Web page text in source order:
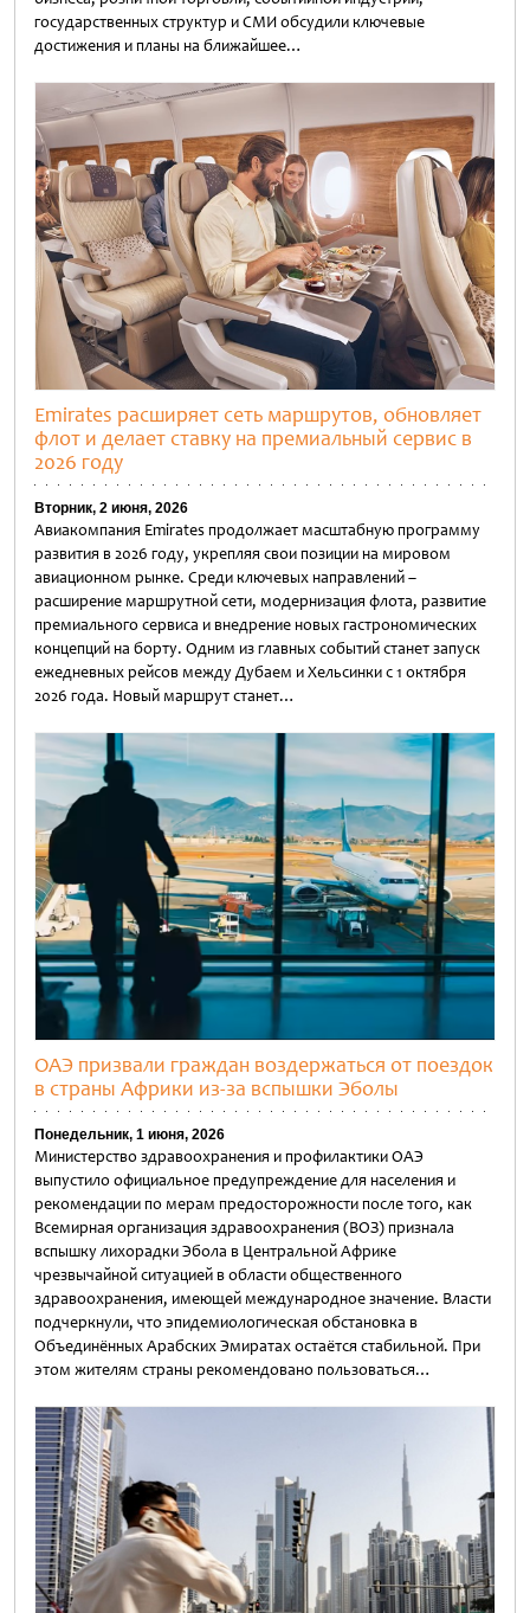
государственных структур и СМИ обсудили ключевые
достижения и планы на ближайшее…
Emirates расширяет сеть маршрутов, обновляет
флот и делает ставку на премиальный сервис в
2026 году
Вторник, 2 июня, 2026
Авиакомпания Emirates продолжает масштабную программу
развития в 2026 году, укрепляя свои позиции на мировом
авиационном рынке. Среди ключевых направлений –
расширение маршрутной сети, модернизация флота, развитие
премиального сервиса и внедрение новых гастрономических
концепций на борту. Одним из главных событий станет запуск
ежедневных рейсов между Дубаем и Хельсинки с 1 октября
2026 года. Новый маршрут станет…
ОАЭ призвали граждан воздержаться от поездок
в страны Африки из-за вспышки Эболы
Понедельник, 1 июня, 2026
Министерство здравоохранения и профилактики ОАЭ
выпустило официальное предупреждение для населения и
рекомендации по мерам предосторожности после того, как
Всемирная организация здравоохранения (ВОЗ) признала
вспышку лихорадки Эбола в Центральной Африке
чрезвычайной ситуацией в области общественного
здравоохранения, имеющей международное значение. Власти
подчеркнули, что эпидемиологическая обстановка в
Объединённых Арабских Эмиратах остаётся стабильной. При
этом жителям страны рекомендовано пользоваться…